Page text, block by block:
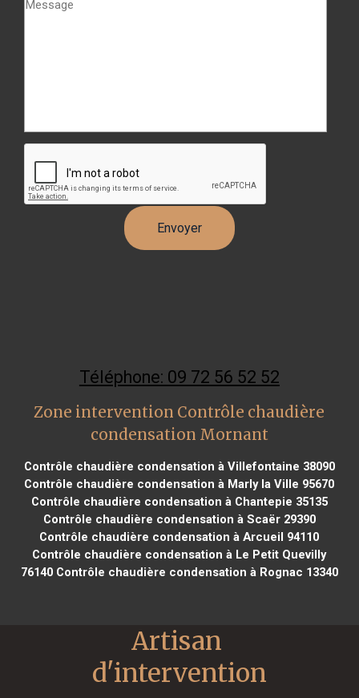
Téléphone: 09 72 56 52 52
Zone intervention Contrôle chaudière
condensation Mornant
Contrôle chaudière condensation à Villefontaine 38090
Contrôle chaudière condensation à Marly la Ville 95670
Contrôle chaudière condensation à Chantepie 35135
Contrôle chaudière condensation à Scaër 29390
Contrôle chaudière condensation à Arcueil 94110
Contrôle chaudière condensation à Le Petit Quevilly
76140Contrôle chaudière condensation à Rognac 13340
Artisan
d'intervention